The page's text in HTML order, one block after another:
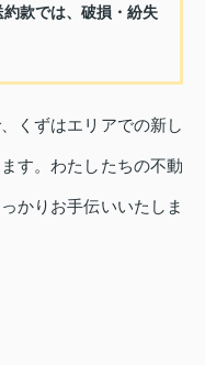
款では、破損・紛失
くずはエリアでの新し
す。わたしたちの不動
かりお手伝いいたしま